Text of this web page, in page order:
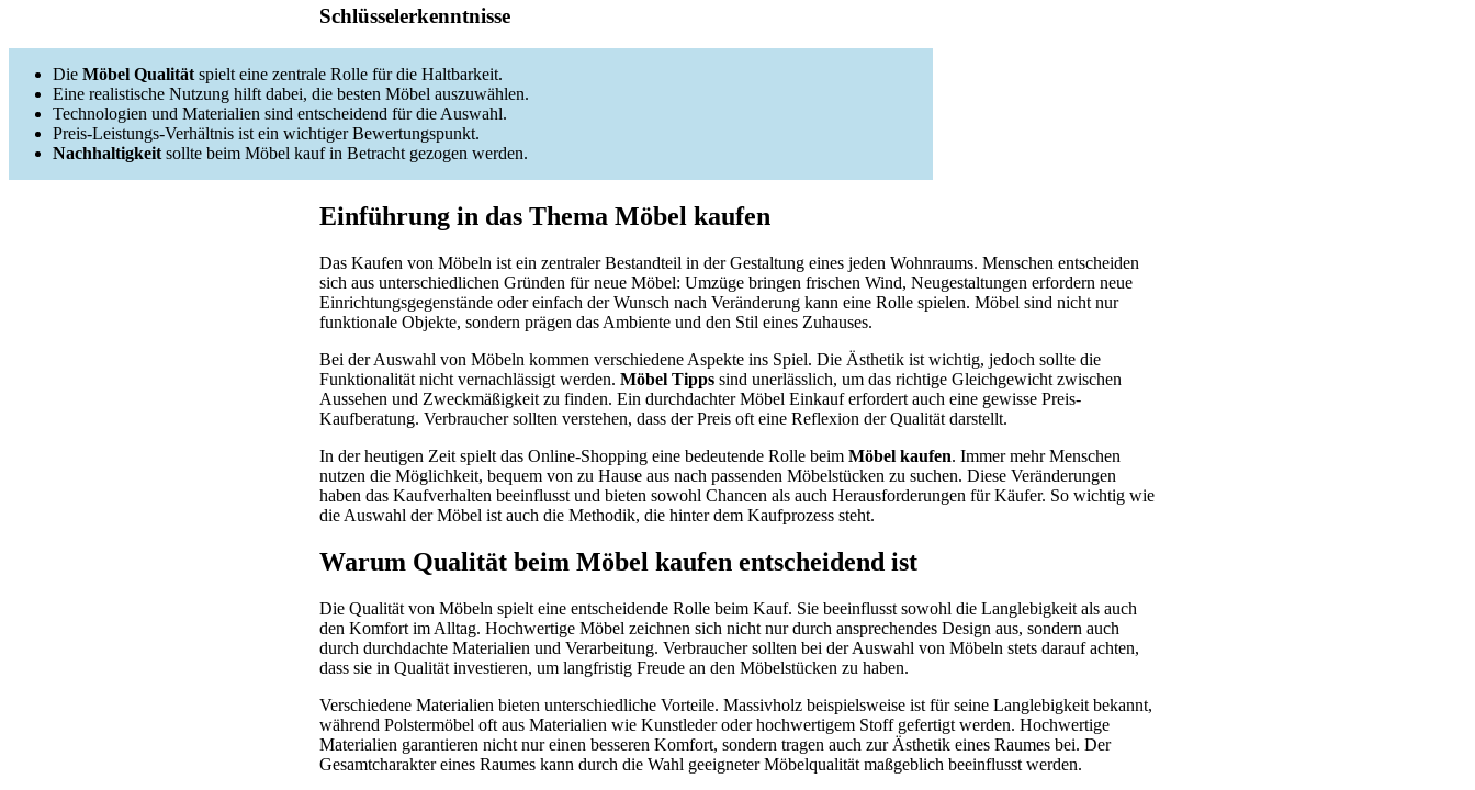
Schlüsselerkenntnisse
Die Möbel Qualität spielt eine zentrale Rolle für die Haltbarkeit.
Eine realistische Nutzung hilft dabei, die besten Möbel auszuwählen.
Technologien und Materialien sind entscheidend für die Auswahl.
Preis-Leistungs-Verhältnis ist ein wichtiger Bewertungspunkt.
Nachhaltigkeit sollte beim Möbel kauf in Betracht gezogen werden.
Einführung in das Thema Möbel kaufen
Das Kaufen von Möbeln ist ein zentraler Bestandteil in der Gestaltung eines jeden Wohnraums. Menschen entscheiden
sich aus unterschiedlichen Gründen für neue Möbel: Umzüge bringen frischen Wind, Neugestaltungen erfordern neue
Einrichtungsgegenstände oder einfach der Wunsch nach Veränderung kann eine Rolle spielen. Möbel sind nicht nur
funktionale Objekte, sondern prägen das Ambiente und den Stil eines Zuhauses.
Bei der Auswahl von Möbeln kommen verschiedene Aspekte ins Spiel. Die Ästhetik ist wichtig, jedoch sollte die
Funktionalität nicht vernachlässigt werden. Möbel Tipps sind unerlässlich, um das richtige Gleichgewicht zwischen
Aussehen und Zweckmäßigkeit zu finden. Ein durchdachter Möbel Einkauf erfordert auch eine gewisse Preis-
Kaufberatung. Verbraucher sollten verstehen, dass der Preis oft eine Reflexion der Qualität darstellt.
In der heutigen Zeit spielt das Online-Shopping eine bedeutende Rolle beim Möbel kaufen. Immer mehr Menschen
nutzen die Möglichkeit, bequem von zu Hause aus nach passenden Möbelstücken zu suchen. Diese Veränderungen
haben das Kaufverhalten beeinflusst und bieten sowohl Chancen als auch Herausforderungen für Käufer. So wichtig wie
die Auswahl der Möbel ist auch die Methodik, die hinter dem Kaufprozess steht.
Warum Qualität beim Möbel kaufen entscheidend ist
Die Qualität von Möbeln spielt eine entscheidende Rolle beim Kauf. Sie beeinflusst sowohl die Langlebigkeit als auch
den Komfort im Alltag. Hochwertige Möbel zeichnen sich nicht nur durch ansprechendes Design aus, sondern auch
durch durchdachte Materialien und Verarbeitung. Verbraucher sollten bei der Auswahl von Möbeln stets darauf achten,
dass sie in Qualität investieren, um langfristig Freude an den Möbelstücken zu haben.
Verschiedene Materialien bieten unterschiedliche Vorteile. Massivholz beispielsweise ist für seine Langlebigkeit bekannt,
während Polstermöbel oft aus Materialien wie Kunstleder oder hochwertigem Stoff gefertigt werden. Hochwertige
Materialien garantieren nicht nur einen besseren Komfort, sondern tragen auch zur Ästhetik eines Raumes bei. Der
Gesamtcharakter eines Raumes kann durch die Wahl geeigneter Möbelqualität maßgeblich beeinflusst werden.